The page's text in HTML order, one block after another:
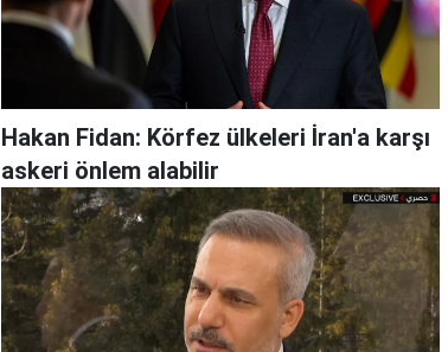
Hakan Fidan: Körfez ülkeleri İran'a karşı
askeri önlem alabilir